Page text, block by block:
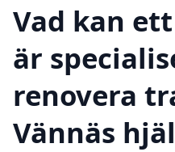
Vad kan
är
renovera
Vännäs